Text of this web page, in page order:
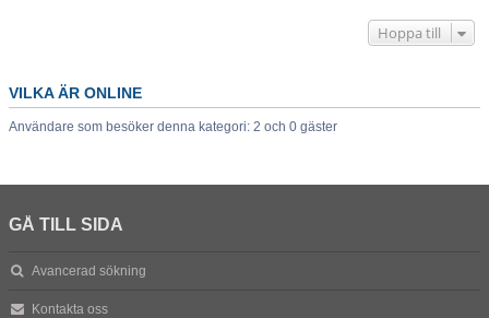
Hoppa till
VILKA ÄR ONLINE
Användare som besöker denna kategori: 2 och 0 gäster
GÅ TILL SIDA
Avancerad sökning
Kontakta oss